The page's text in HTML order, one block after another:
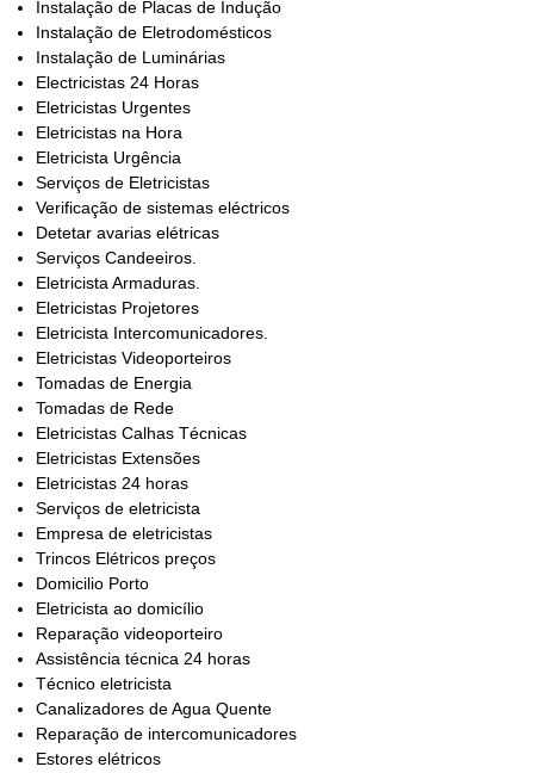
Instalação de Placas de Indução
Instalação de Eletrodomésticos
Instalação de Luminárias
Electricistas 24 Horas
Eletricistas Urgentes
Eletricistas na Hora
Eletricista Urgência
Serviços de Eletricistas
Verificação de sistemas eléctricos
Detetar avarias elétricas
Serviços Candeeiros.
Eletricista Armaduras.
Eletricistas Projetores
Eletricista Intercomunicadores.
Eletricistas Videoporteiros
Tomadas de Energia
Tomadas de Rede
Eletricistas Calhas Técnicas
Eletricistas Extensões
Eletricistas 24 horas
Serviços de eletricista
Empresa de eletricistas
Trincos Elétricos preços
Domicilio Porto
Eletricista ao domicílio
Reparação videoporteiro
Assistência técnica 24 horas
Técnico eletricista
Canalizadores de Agua Quente
Reparação de intercomunicadores
Estores elétricos